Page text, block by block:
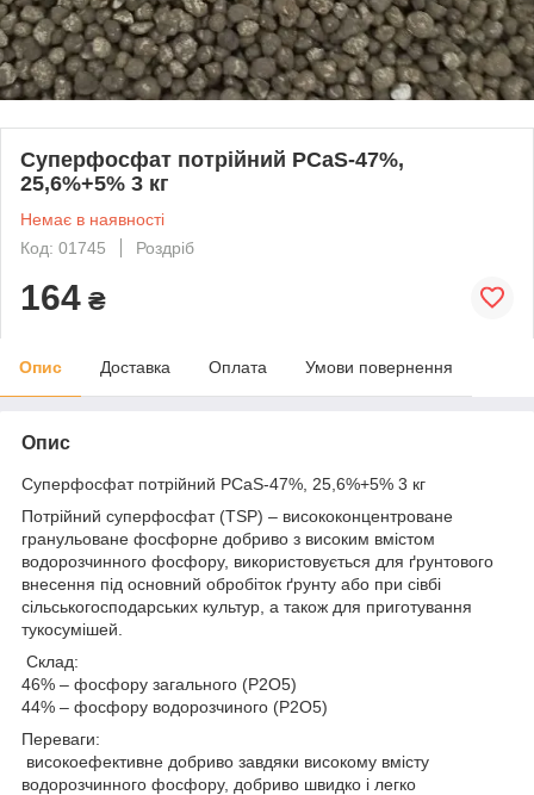
Суперфосфат потрійний PCaS-47%,
25,6%+5% 3 кг
Немає в наявності
Код: 01745
Роздріб
164 ₴
Опис Доставка Оплата Умови повернення
Опис
Суперфосфат потрійний PCaS-47%, 25,6%+5% 3 кг
Потрійний суперфосфат (TSP) – висококонцентроване
гранульоване фосфорне добриво з високим вмістом
водорозчинного фосфору, використовується для ґрунтового
внесення під основний обробіток ґрунту або при сівбі
сільськогосподарських культур, а також для приготування
тукосумішей.
Склад:
46% – фосфору загального (Р2О5)
44% – фосфору водорозчиного (Р2О5)
Переваги:
високоефективне добриво завдяки високому вмісту
водорозчинного фосфору, добриво швидко і легко